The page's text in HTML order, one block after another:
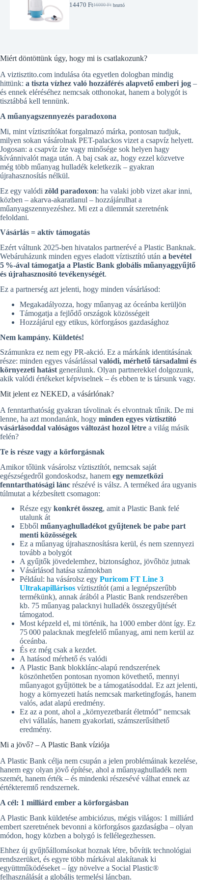
S
É
K
16000Ft
O
l
r
i
c
a
:
1
6
0
0
F
14470Ft
C
p
i
c
e
:
4
4
7
0
.
bruttó
Miért döntöttünk úgy, hogy mi is csatlakozunk?
A viztisztito.com indulása óta egyetlen dologban mindig
hittünk: a tiszta vízhez való hozzáférés alapvető emberi jog –
és ennek eléréséhez nemcsak otthonokat, hanem a bolygót is
tisztábbá kell tennünk.
A műanyagszennyezés paradoxona
Mi, mint víztisztítókat forgalmazó márka, pontosan tudjuk,
milyen sokan vásárolnak PET-palackos vizet a csapvíz helyett.
Jogosan: a csapvíz íze vagy minősége sok helyen hagy
kívánnivalót maga után. A baj csak az, hogy ezzel közvetve
még több műanyag hulladék keletkezik – gyakran
újrahasznosítás nélkül.
Ez egy valódi zöld paradoxon: ha valaki jobb vizet akar inni,
közben – akarva‑akaratlanul – hozzájárulhat a
műanyagszennyezéshez. Mi ezt a dilemmát szeretnénk
feloldani.
Vásárlás = aktív támogatás
Ezért váltunk 2025‑ben hivatalos partnerévé a Plastic Banknak.
Webáruházunk minden egyes eladott víztisztító után a bevétel
5 %-ával támogatja a Plastic Bank globális műanyaggyűjtő
és újrahasznosító tevékenységét.
Ez a partnerség azt jelenti, hogy minden vásárlásod:
Megakadályozza, hogy műanyag az óceánba kerüljön
Támogatja a fejlődő országok közösségeit
Hozzájárul egy etikus, körforgásos gazdasághoz
Nem kampány. Küldetés!
Számunkra ez nem egy PR-akció. Ez a márkánk identitásának
része: minden egyes vásárlással valódi, mérhető társadalmi és
környezeti hatástgenerálunk. Olyan partnerekkel dolgozunk,
akik valódi értékeket képviselnek – és ebben te is társunk vagy.
Mit jelent ez NEKED, a vásárlónak?
A fenntarthatóság gyakran távolinak és elvontnak tűnik. De mi
lenne, ha azt mondanánk, hogy minden egyes víztisztító
vásárlásoddal valóságos változást hozol létre a világ másik
felén?
Te is része vagy a körforgásnak
Amikor tőlünk vásárolsz víztisztítót, nemcsak saját
egészségedről gondoskodsz, hanem egy nemzetközi
fenntarthatósági lánc részévé is válsz. A terméked ára ugyanis
túlmutat a kézbesített csomagon:
Része egy konkrét összeg, amit a Plastic Bank felé
utalunk át
Ebből műanyaghulladékot gyűjtenek be pabe part
menti közösségek
Ez a műanyag újrahasznosításra kerül, és nem szennyezi
tovább a bolygót
A gyűjtők jövedelemhez, biztonsághoz, jövőhöz jutnak
Vásárlásod hatása számokban
Például: ha vásárolsz egy Puricom FT Line 3
Ultrakapillárisos víztisztítót (ami a legnépszerűbb
termékünk), annak árából a Plastic Bank rendszerében
kb. 75 műanyag palacknyi hulladék összegyűjtését
támogatod.
Most képzeld el, mi történik, ha 1000 ember dönt így. Ez
75 000 palacknak megfelelő műanyag, ami nem kerül az
óceánba.
És ez még csak a kezdet.
A hatásod mérhető és valódi
A Plastic Bank blokklánc-alapú rendszerének
köszönhetően pontosan nyomon követhető, mennyi
műanyagot gyűjtöttek be a támogatásoddal. Ez azt jelenti,
hogy a környezeti hatás nemcsak marketingfogás, hanem
valós, adat alapú eredmény.
Ez az a pont, ahol a „környezetbarát életmód” nemcsak
elvi vállalás, hanem gyakorlati, számszerűsíthető
eredmény.
Mi a jövő? – A Plastic Bank víziója
A Plastic Bank célja nem csupán a jelen problémáinak kezelése,
hanem egy olyan jövő építése, ahol a műanyaghulladék nem
szemét, hanem érték – és mindenki részesévé válhat ennek az
értékteremtő rendszernek.
A cél: 1 milliárd ember a körforgásban
A Plastic Bank küldetése ambiciózus, mégis világos: 1 milliárd
embert szeretnének bevonni a körforgásos gazdaságba – olyan
módon, hogy közben a bolygó is fellélegezhessen.
Ehhez új gyűjtőállomásokat hoznak létre, bővítik technológiai
rendszerüket, és egyre több márkával alakítanak ki
együttműködéseket – így növelve a Social Plastic®
felhasználását a globális termelési láncban.